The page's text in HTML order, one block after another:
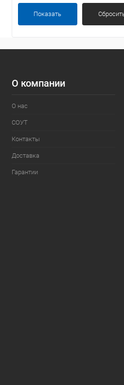
Показать
О компании
О нас
СОУТ
Контакты
Доставка
Гарантии